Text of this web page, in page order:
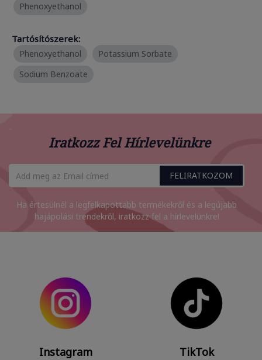
Phenoxyethanol
Tartósítószerek:
Phenoxyethanol
Potassium Sorbate
Sodium Benzoate
Iratkozz Fel Hírlevelünkre
FELIRATKOZOM
Ha értesülnél a legfelkapottabb termékekről és a legújabb
hajápolási trendekről, iratkozz fel a hírlevelünkre!
Instagram TikTok